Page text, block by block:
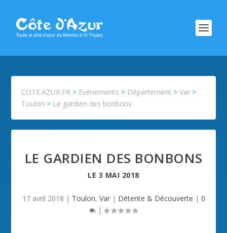
COTE.AZUR.FR > Evénements > Département >Var >
Toulon > Le gardien des bonbons
LE GARDIEN DES BONBONS
LE 3 MAI 2018
17 avril 2018 | Toulon, Var| Détente & Découverte | 0
|